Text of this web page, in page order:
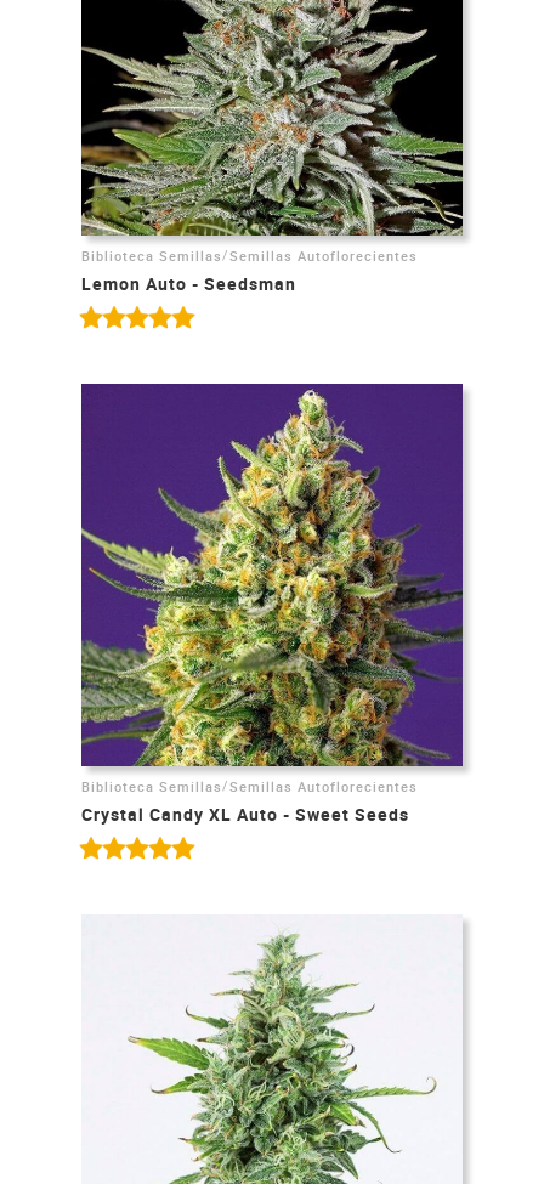
Biblioteca Semillas/Semillas Autoflorecientes
Lemon Auto - Seedsman
Biblioteca Semillas /Semillas Autoflorecientes
Crystal Candy XL Auto - Sweet Seeds